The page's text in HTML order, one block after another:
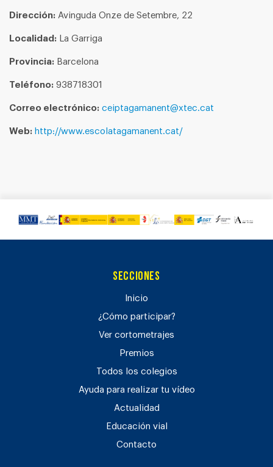
Dirección: Avinguda Onze de Setembre, 22
Localidad: La Garriga
Provincia: Barcelona
Teléfono: 938718301
Correo electrónico: ceiptagamanent@xtec.cat
Web: http://www.escolatagamanent.cat/
Secciones
Inicio
¿Cómo participar?
Ver cortometrajes
Premios
Todos los colegios
Ayuda para realizar tu vídeo
Actualidad
Educación vial
Contacto